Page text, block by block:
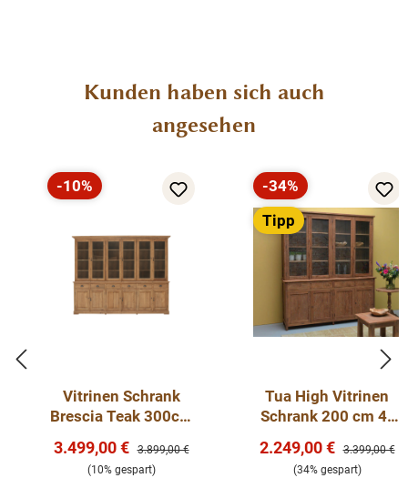
Produktgalerie überspringen
Kunden haben sich auch
angesehen
Rabatt
-10%
Vitrinen Schrank
Brescia Teak 300cm
Teak Massivholz
Verkaufspreis:
3.499,00 € Regulärer Preis:
3.899,00 €
(10% gespart)
Rabatt
-34%
Tipp
Tua High Vitrinen
Schrank 200 cm 4-
Verkaufspreis:
2.249,00 € Regulärer
3.399,00 €
(34% gespart)